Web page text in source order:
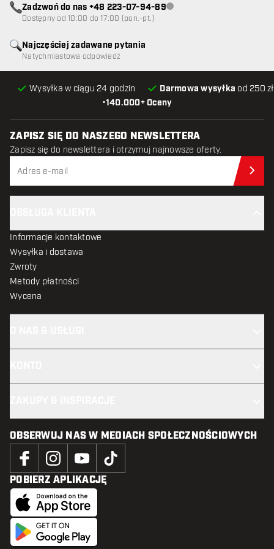
•140.000+ Oceny
Wysyłka w ciągu 24 godzin Darmowa wysyłka od 250
Najczęściej zadawane pytania
Natychmiastowa odpowiedź
Zadzwoń do nas +48 223-07-94-89Obsługa klienta niedostępna
Dostępny od 10:00 do 17:00 (pon.-pt.)
ZAPISZ SIĘ DO NASZEGO NEWSLETTERA
Zapisz się do newslettera i otrzymuj najnowsze oferty.
Informacje kontaktowe
Wysyłka i dostawa
Zwroty
Metody płatności
Wycena
OBSERWUJ NAS W MEDIACH SPOŁECZNOŚCIOWYCH
POBIERZ APLIKACJĘ